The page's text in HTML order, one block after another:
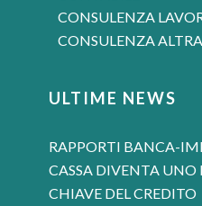
CONSULENZA
CONSULENZA
ULTIME NEWS
RAPPORTI BANCA-
CASSA DIVENTA
CHIAVE DEL CREDITO